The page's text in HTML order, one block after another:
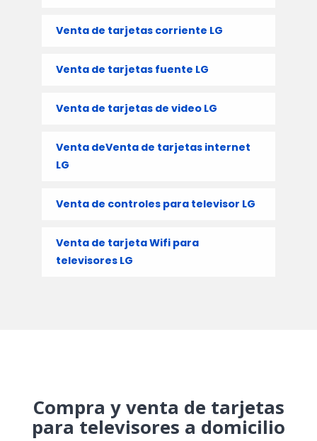
Venta de tarjetas corriente LG
Venta de tarjetas fuente LG
Venta de tarjetas de video LG
Venta deVenta de tarjetas internet
LG
Venta de controles para televisor LG
Venta de tarjeta Wifi para
televisores LG
Compra y venta de tarjetas
para televisores a domicilio